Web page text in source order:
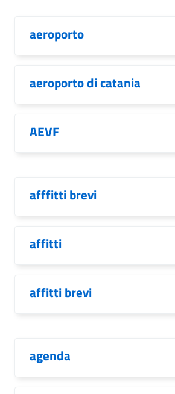
aeroporto
aeroporto di catania
AEVF
afffitti brevi
affitti
affitti brevi
agenda